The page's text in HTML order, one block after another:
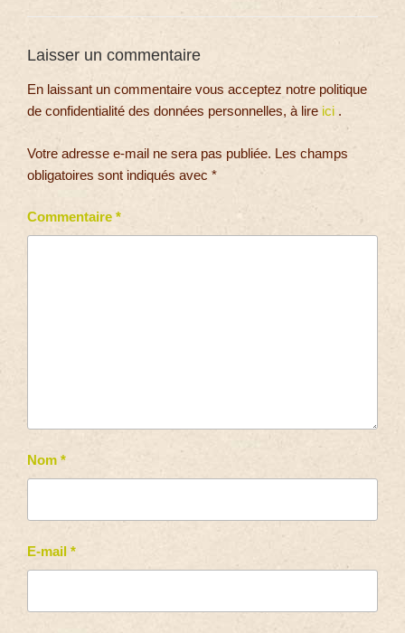
Laisser un commentaire
En laissant un commentaire vous acceptez notre politique
de confidentialité des données personnelles, à lire ici .
Votre adresse e-mail ne sera pas publiée. Les champs
obligatoires sont indiqués avec *
Commentaire *
Nom *
E-mail *